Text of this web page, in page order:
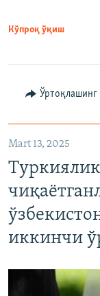
Кўпроқ ўқиш
Ўртоқлашинг
Mart 13, 2025
иккинчи